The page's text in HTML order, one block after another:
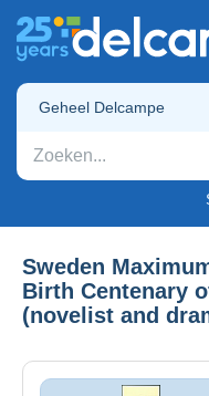
Geheel Delcampe
Sweden
Birth Centenary
(novelist and